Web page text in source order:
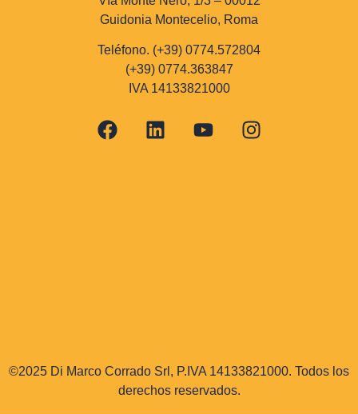
Guidonia Montecelio, Roma
Teléfono. (+39) 0774.572804
(+39) 0774.363847
IVA 14133821000
©2025 Di Marco Corrado Srl, P.IVA 14133821000. Todos los
derechos reservados.